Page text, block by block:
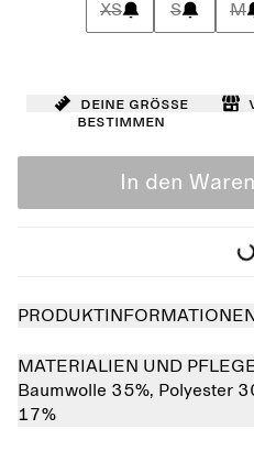
XS S M
Deine Größe
bestimmen
In den
PRODUKTINFORMATIONEN
MATERIALIEN UND
Baumwolle 35%, Polyester
17%